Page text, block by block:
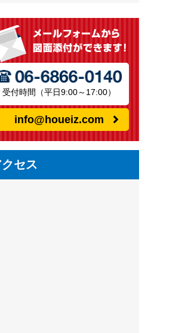
受付時間（平日9:00～17:00）
info@houeiz.com
クセス